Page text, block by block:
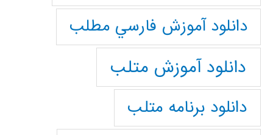
دانلود آموزش فارسي مطلب
دانلود آموزش متلب
دانلود برنامه متلب